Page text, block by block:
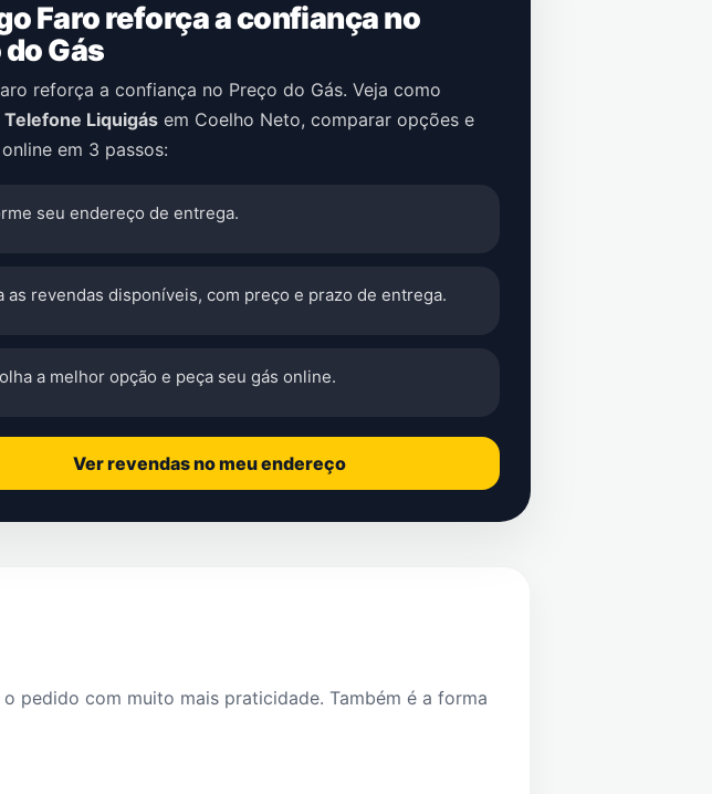
Faro reforça a confiança no
Gás
reforça a confiança no Preço do Gás. Veja como
Telefone Liquigás em Coelho Neto, comparar opções e
em 3 passos:
seu endereço de entrega.
as revendas disponíveis, com preço e prazo de entrega.
a melhor opção e peça seu gás online.
Ver revendas no meu endereço
pedido com muito mais praticidade. Também é a forma